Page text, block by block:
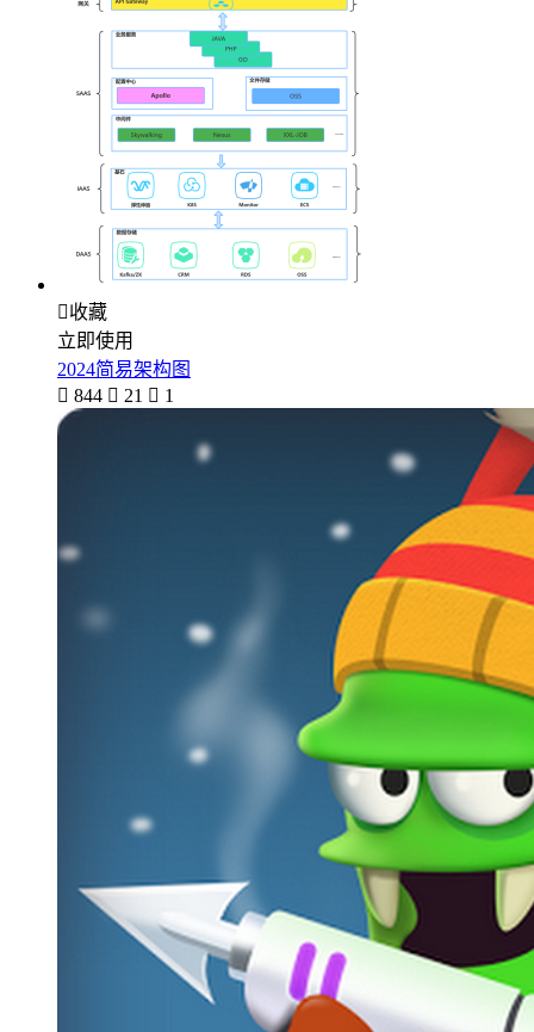
收藏
立即使用
2024简易架构图
 844  21  1